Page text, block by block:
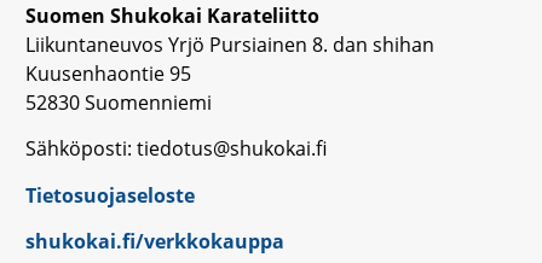
Suomen Shukokai Karateliitto
Liikuntaneuvos Yrjö Pursiainen 8. dan shihan
Kuusenhaontie 95
52830 Suomenniemi
Sähköposti: tiedotus@shukokai.fi
Tietosuojaseloste
shukokai.fi/verkkokauppa